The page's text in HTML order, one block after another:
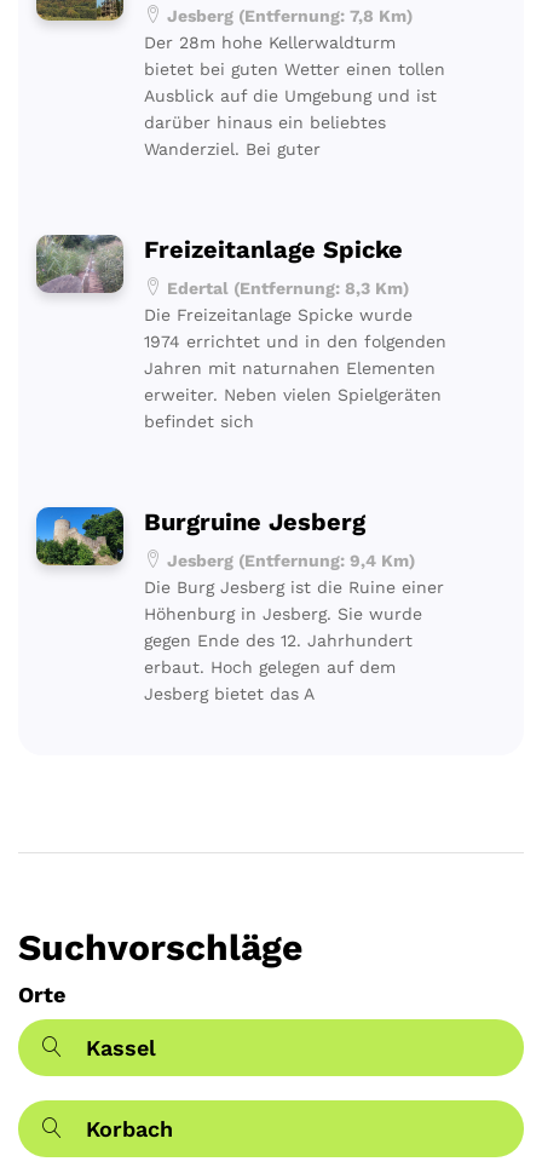
Jesberg (Entfernung: 7,8 Km)
Der 28m hohe Kellerwaldturm
bietet bei guten Wetter einen tollen
Ausblick auf die Umgebung und ist
darüber hinaus ein beliebtes
Wanderziel. Bei guter
Freizeitanlage Spicke
Edertal (Entfernung: 8,3 Km)
Die Freizeitanlage Spicke wurde
1974 errichtet und in den folgenden
Jahren mit naturnahen Elementen
erweiter. Neben vielen Spielgeräten
befindet sich
Burgruine Jesberg
Jesberg (Entfernung: 9,4 Km)
Die Burg Jesberg ist die Ruine einer
Höhenburg in Jesberg. Sie wurde
gegen Ende des 12. Jahrhundert
erbaut. Hoch gelegen auf dem
Jesberg bietet das A
Suchvorschläge
Orte
Kassel
Korbach